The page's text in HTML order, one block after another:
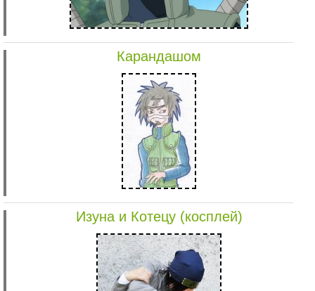
Карандашом
Изуна и Котецу (косплей)